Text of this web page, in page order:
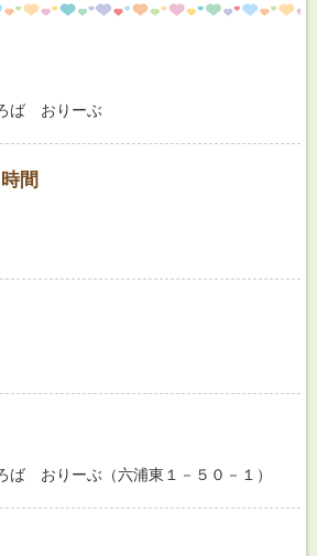
ば おりーぶ
間
おりーぶ（六浦東１－５０－１）